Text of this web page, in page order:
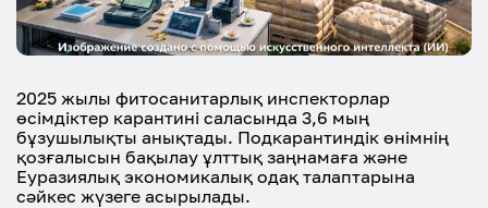
2025 жылы фитосанитарлық инспекторлар
өсімдіктер карантині саласында 3,6 мың
бұзушылықты анықтады. Подкарантиндік өнімнің
қозғалысын бақылау ұлттық заңнамаға және
Еуразиялық экономикалық одақ талаптарына
сәйкес жүзеге асырылады.